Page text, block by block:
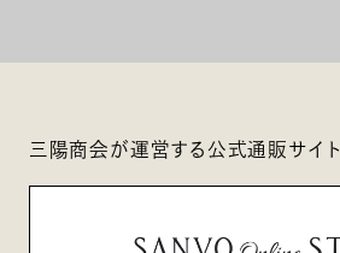
三陽商会が運営する公式通販サイト